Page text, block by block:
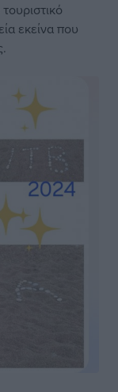
εκείνα που